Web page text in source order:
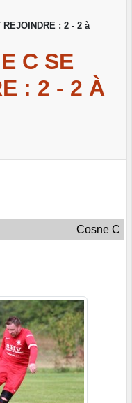
: 2 - 2 à
C SE
: 2 - 2 À
Cosne C